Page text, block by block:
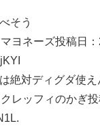
そう
ヨネーズ投稿日
絶対ディグダ使え
レッフィのかぎ